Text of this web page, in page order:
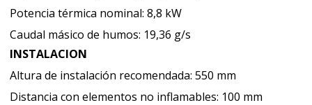
Potencia térmica nominal: 8,8 kW
Caudal másico de humos: 19,36 g/s
INSTALACION
Altura de instalación recomendada: 550 mm
Distancia con elementos no inflamables: 100 mm